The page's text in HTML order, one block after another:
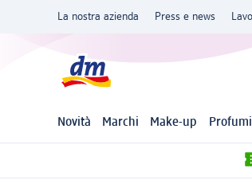
La nostra azienda Press e news
Novità Marchi Make-up